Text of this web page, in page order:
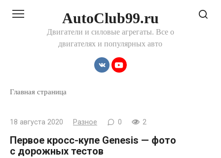
AutoClub99.ru
Двигатели и силовые агрегаты. Все о
двигателях и популярных авто
Главная страница
18 августа 2020 Разное 0 2
Первое кросс-купе Genesis — фото
с дорожных тестов